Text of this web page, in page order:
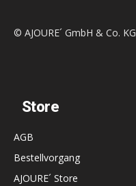
© AJOURE´ GmbH & Co. KG
Store
AGB
Bestellvorgang
AJOURE´ Store